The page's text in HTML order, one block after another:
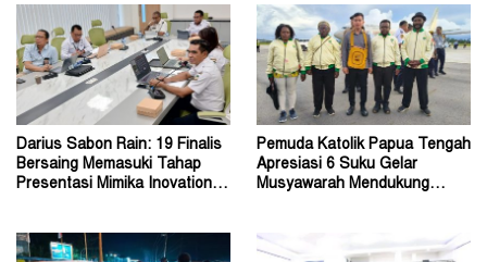
Darius Sabon Rain: 19 Finalis
Bersaing Memasuki Tahap
Presentasi Mimika Inovation
Pemuda Katolik Papua Tengah
Apresiasi 6 Suku Gelar
Musyawarah Mendukung